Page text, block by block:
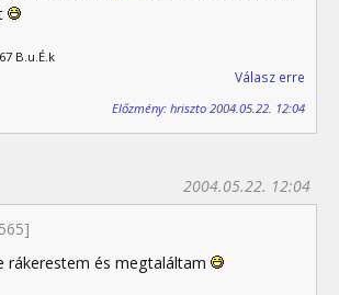
B.u.É.k
Válasz erre
Előzmény: hriszto 2004.05.22. 12:04
2004.05.22. 12:04
rákerestem és megtaláltam